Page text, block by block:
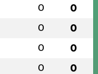
0 0
0 0
0 0
0 0